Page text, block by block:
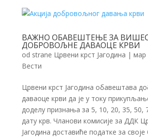
ВАЖНО ОБАВЕШТЕЊЕ ЗА
ДОБРОВОЉНЕ ДАВАОЦЕ КРВИ
od strane Црвени крст Јагодина | мар
Вести
Црвени крст Јагодина обавештава
даваоце крви да је у току
доделу признања за 5, 10, 20, 35, 50,
дату крв. Чланови комисије за ДДК
Јагодина доставиће податке за